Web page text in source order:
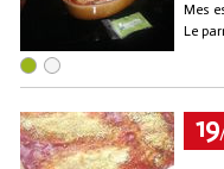
Mes
Le
19